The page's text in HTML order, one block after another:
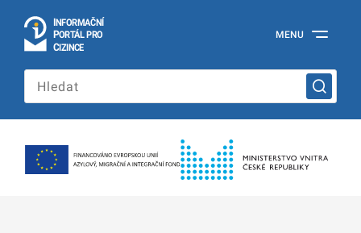
INFORMAČNÍ
PORTÁL PRO
CIZINCE
portál
cizince
Ministerstva
České
republiky
MENU